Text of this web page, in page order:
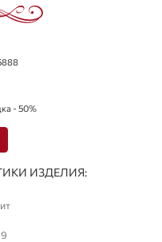
- 50%
ИЗДЕЛИЯ: